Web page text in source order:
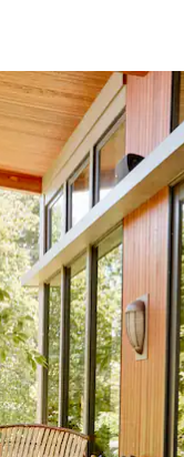
y hacia abajo o